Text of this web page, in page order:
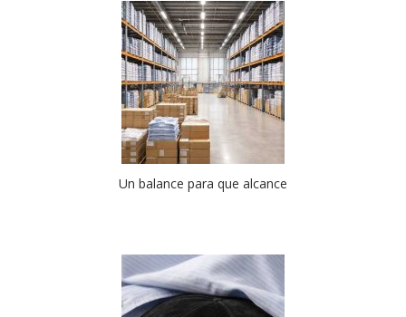
Un balance para que alcance